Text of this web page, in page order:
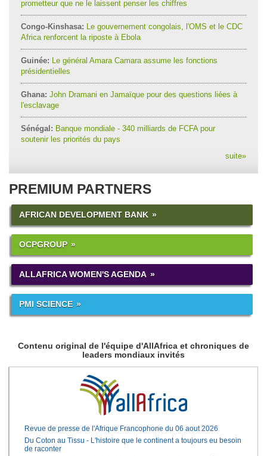
prometteur que ne le laissent penser les chiffres
Congo-Kinshasa: Le gouvernement congolais, l'OMS et le CDC
Africa renforcent la riposte à Ebola
Guinée: Le général Amara Camara assume les fonctions
présidentielles
Ghana: John Dramani en Jamaïque pour des questions liées à
l'esclavage
Sénégal: Banque mondiale - 340 milliards de FCFA pour
soutenir les priorités du pays
suite»
PREMIUM PARTNERS
AFRICAN DEVELOPMENT BANK
OCPGROUP
ALLAFRICA WOMEN'S AGENDA
PMI SCIENCE
Contenu original de l'équipe d'AllAfrica et chroniques de
leaders mondiaux invités
Revue de presse de l'Afrique Francophone du 06 aout 2026
Du Coton au Tissu - L'histoire que le continent a toujours eu besoin
de raconter